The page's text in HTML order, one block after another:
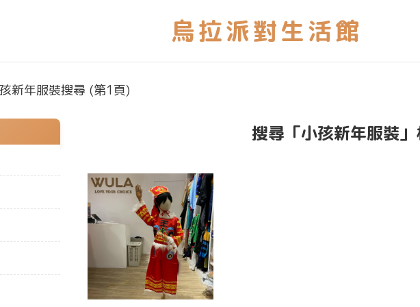
新年服裝搜尋 (第1頁)
搜尋「小孩新年服裝